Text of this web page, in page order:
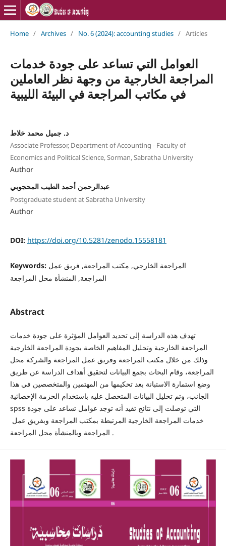
Home / Archives / No. 6 (2024): accounting studies / Articles
العوامل التي تساعد على جودة خدمات
المراجعة الخارجية من وجهة نظر العاملين
في مكاتب المراجعة في البيئة الليبية
د. جميل محمد خلاط
Associate Professor, Department of Accounting - Faculty of
Economics and Political Science, Sorman, Sabratha University
Author
عبدالرحمن أحمد الطيب المحجوبي
Postgraduate student at Sabratha University
Author
DOI: https://doi.org/10.5281/zenodo.15558181
Keywords: المراجعة الخارجي, مكتب المراجعة, فريق عمل
المراجعة, المنشأة محل المراجعة
Abstract
تهدف هذه الدراسة إلى تحديد العوامل المؤثرة على جودة خدمات
المراجعة الخارجية وتحليل المفاهيم الخاصة بجودة المراجعة الخارجية
وذلك من خلال مكتب المراجعة وفريق عمل المراجعة والشركة محل
المراجعة، وقام البحاث بجمع البيانات لتحقيق أهداف الدراسة عن طريق
وضع استمارة الاستبانة بعد تحكيمها من المهتمين والمتخصصين في هذا
الجانب، وتم تحليل البيانات المتحصل عليه باستخدام الحزمة الإحصائية
spss التي توصلت إلى نتائج تفيد أنه توجد عوامل تساعد على جودة
خدمات المراجعة الخارجية المرتبطة بمكتب المراجعة وبفريق عمل
المراجعة وبالمنشأة محل المراجعة .